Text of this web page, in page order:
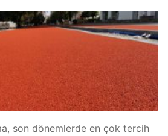
son dönemlerde en çok tercih